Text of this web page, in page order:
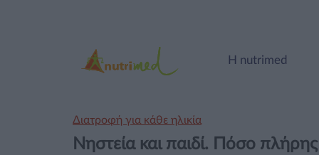
Η nutrimed
Διατροφή για κάθε ηλικία
Νηστεία και παιδί. Πόσο